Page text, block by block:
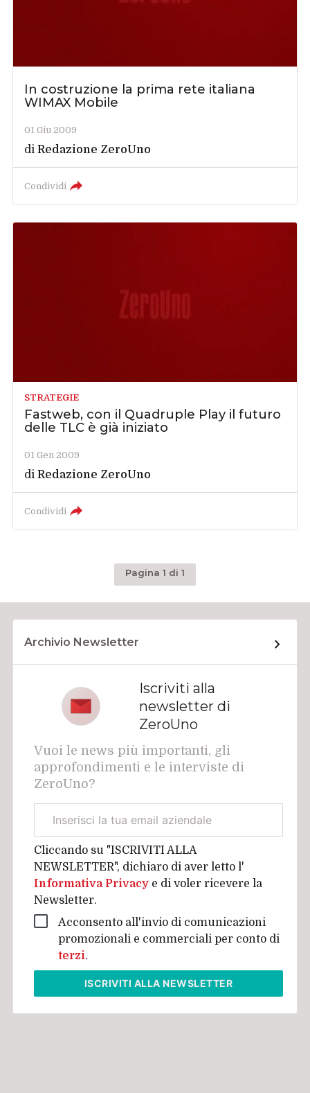
In costruzione la prima rete italiana
WIMAX Mobile
01 Giu 2009
diRedazione ZeroUno
Condividi
STRATEGIE
Fastweb, con il Quadruple Play il futuro
delle TLC è già iniziato
01 Gen 2009
diRedazione ZeroUno
Condividi
Pagina 1 di 1
Archivio Newsletter
Iscriviti alla
newsletter di
ZeroUno
Vuoi le news più importanti, gli
approfondimenti e le interviste di
ZeroUno?
aziendale
Cliccando su "ISCRIVITI ALLA
NEWSLETTER", dichiaro di aver letto l'
Informativa Privacy e di voler ricevere la
Newsletter.
Acconsento all'invio di comunicazioni
promozionali e commerciali per conto di
terzi.
ISCRIVITI ALLA NEWSLETTER